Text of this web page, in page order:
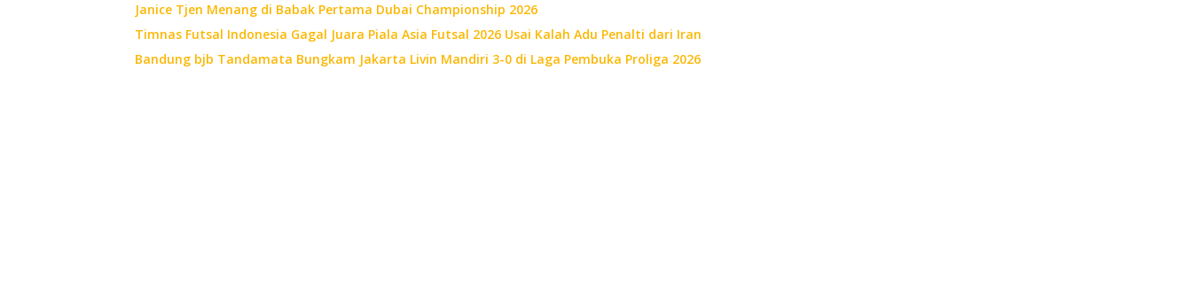
Janice Tjen Menang di Babak Pertama Dubai Championship 2026
Timnas Futsal Indonesia Gagal Juara Piala Asia Futsal 2026 Usai Kalah Adu Penalti dari Iran
Bandung bjb Tandamata Bungkam Jakarta Livin Mandiri 3-0 di Laga Pembuka Proliga 2026